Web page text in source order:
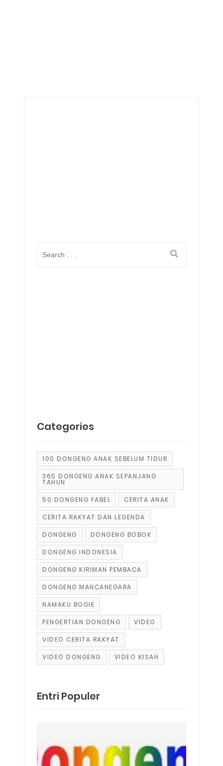
Categories
100 DONGENG ANAK SEBELUM TIDUR
365 DONGENG ANAK SEPANJANG
TAHUN
50 DONGENG FABEL CERITA ANAK
CERITA RAKYAT DAN LEGENDA
DONGENG DONGENG BOBOK
DONGENG INDONESIA
DONGENG KIRIMAN PEMBACA
DONGENG MANCANEGARA
NAMAKU BOGIE
PENGERTIAN DONGENG VIDEO
VIDEO CERITA RAKYAT
VIDEO DONGENG VIDEO KISAH
Entri Populer